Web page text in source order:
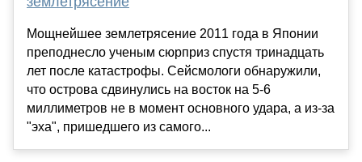
Мощнейшее землетрясение 2011 года в Японии
преподнесло ученым сюрприз спустя тринадцать
лет после катастрофы. Сейсмологи обнаружили,
что острова сдвинулись на восток на 5-6
миллиметров не в момент основного удара, а из-за
"эха", пришедшего из самого...